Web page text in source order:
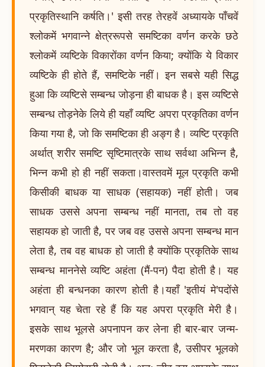
प्रकृतिस्थानि कर्षति।' इसी तरह तेरहवें अध्यायके पाँचवें
श्लोकमें भगवान्ने क्षेत्ररूपसे समष्टिका वर्णन करके छठे
श्लोकमें व्यष्टिके विकारोंका वर्णन किया; क्योंकि ये विकार
व्यष्टिके ही होते हैं, समष्टिके नहीं। इन सबसे यही सिद्ध
हुआ कि व्यष्टिसे सम्बन्ध जोड़ना ही बाधक है। इस व्यष्टिसे
सम्बन्ध तोड़नेके लिये ही यहाँ व्यष्टि अपरा प्रकृतिका वर्णन
किया गया है, जो कि समष्टिका ही अङ्ग है। व्यष्टि प्रकृति
अर्थात् शरीर समष्टि सृष्टिमात्रके साथ सर्वथा अभिन्न है,
भिन्न कभी हो ही नहीं सकता।वास्तवमें मूल प्रकृति कभी
किसीकी बाधक या साधक (सहायक) नहीं होती। जब
साधक उससे अपना सम्बन्ध नहीं मानता, तब तो वह
सहायक हो जाती है, पर जब वह उससे अपना सम्बन्ध मान
लेता है, तब वह बाधक हो जाती है क्योंकि प्रकृतिके साथ
सम्बन्ध माननेसे व्यष्टि अहंता (मैं-पन) पैदा होती है। यह
अहंता ही बन्धनका कारण होती है।यहाँ 'इतीयं मे'पदोंसे
भगवान् यह चेता रहे हैं कि यह अपरा प्रकृति मेरी है।
इसके साथ भूलसे अपनापन कर लेना ही बार-बार जन्म-
मरणका कारण है; और जो भूल करता है, उसीपर भूलको